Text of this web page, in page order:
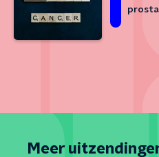
Meer